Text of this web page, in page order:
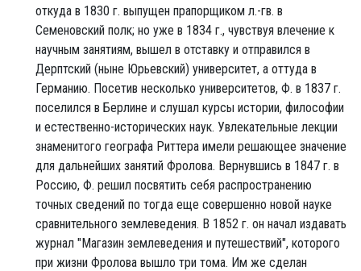
откуда в 1830 г. выпущен прапорщиком л.-гв. в
Семеновский полк; но уже в 1834 г., чувствуя влечение к
научным занятиям, вышел в отставку и отправился в
Дерптский (ныне Юрьевский) университет, а оттуда в
Германию. Посетив несколько университетов, Ф. в 1837 г.
поселился в Берлине и слушал курсы истории, философии
и естественно-исторических наук. Увлекательные лекции
знаменитого географа Риттера имели решающее значение
для дальнейших занятий Фролова. Вернувшись в 1847 г. в
Россию, Ф. решил посвятить себя распространению
точных сведений по тогда еще совершенно новой науке
сравнительного землеведения. В 1852 г. он начал издавать
журнал "Магазин землеведения и путешествий", которого
при жизни Фролова вышло три тома. Им же сделан